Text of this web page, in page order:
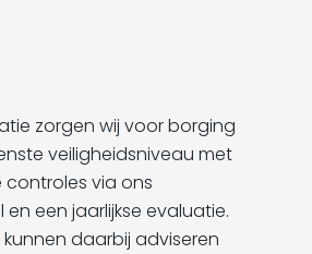
zorgen wij voor borging
veiligheidsniveau met
via ons
een jaarlijkse evaluatie.
daarbij adviseren